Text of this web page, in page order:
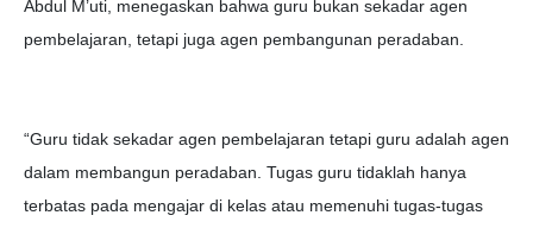
Abdul M’uti, menegaskan bahwa guru bukan sekadar agen
pembelajaran, tetapi juga agen pembangunan peradaban.
“Guru tidak sekadar agen pembelajaran tetapi guru adalah agen
dalam membangun peradaban. Tugas guru tidaklah hanya
terbatas pada mengajar di kelas atau memenuhi tugas-tugas